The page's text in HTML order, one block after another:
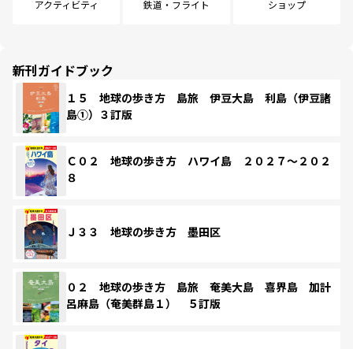
アクティビティ 鉄道・フライト ショップ
新刊ガイドブック
１５ 地球の歩き方 島旅 伊豆大島 利島（伊豆諸
島①）３訂版
Ｃ０２ 地球の歩き方 ハワイ島 ２０２７～２０２
８
Ｊ３３ 地球の歩き方 墨田区
０２ 地球の歩き方 島旅 奄美大島 喜界島 加計
呂麻島（奄美群島１） ５訂版